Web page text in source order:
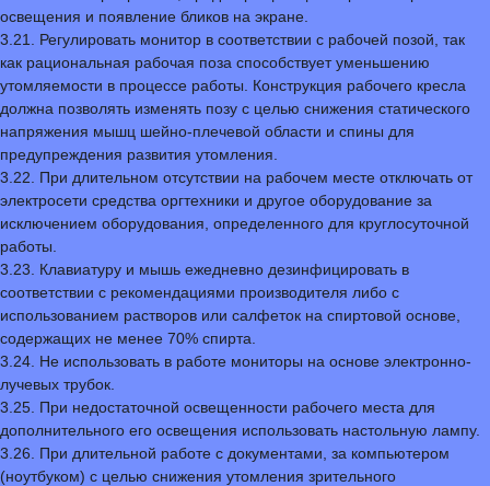
освещения и появление бликов на экране.
3.21. Регулировать монитор в соответствии с рабочей позой, так
как рациональная рабочая поза способствует уменьшению
утомляемости в процессе работы. Конструкция рабочего кресла
должна позволять изменять позу с целью снижения статического
напряжения мышц шейно-плечевой области и спины для
предупреждения развития утомления.
3.22. При длительном отсутствии на рабочем месте отключать от
электросети средства оргтехники и другое оборудование за
исключением оборудования, определенного для круглосуточной
работы.
3.23. Клавиатуру и мышь ежедневно дезинфицировать в
соответствии с рекомендациями производителя либо с
использованием растворов или салфеток на спиртовой основе,
содержащих не менее 70% спирта.
3.24. Не использовать в работе мониторы на основе электронно-
лучевых трубок.
3.25. При недостаточной освещенности рабочего места для
дополнительного его освещения использовать настольную лампу.
3.26. При длительной работе с документами, за компьютером
(ноутбуком) с целью снижения утомления зрительного